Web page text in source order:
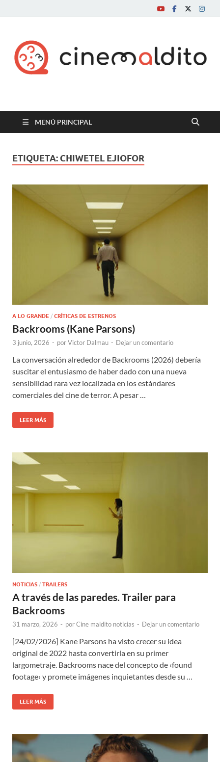
Cine maldito
MENÚ PRINCIPAL
ETIQUETA: CHIWETEL EJIOFOR
A LO GRANDE / CRÍTICAS DE ESTRENOS
Backrooms (Kane Parsons)
3 junio, 2026 - porVictor Dalmau - Dejar un comentario
La conversación alrededor de Backrooms (2026) debería
suscitar el entusiasmo de haber dado con una nueva
sensibilidad rara vez localizada en los estándares
comerciales del cine de terror. A pesar …
LEER MÁS
NOTICIAS / TRAILERS
A través de las paredes. Trailer para
Backrooms
31 marzo, 2026 - porCine maldito noticias - Dejar un comentario
[24/02/2026] Kane Parsons ha visto crecer su idea
original de 2022 hasta convertirla en su primer
largometraje. Backrooms nace del concepto de ‹found
footage› y promete imágenes inquietantes desde su …
LEER MÁS